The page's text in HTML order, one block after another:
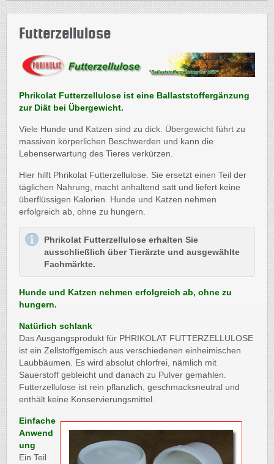
Futterzellulose
Phrikolat Futterzellulose ist eine Ballaststoffergänzung
zur Diät bei Übergewicht.
Viele Hunde und Katzen sind zu dick. Übergewicht führt zu
massiven körperlichen Beschwerden und kann die
Lebenserwartung des Tieres verkürzen.
Hier hilft Phrikolat Futterzellulose. Sie ersetzt einen Teil der
täglichen Nahrung, macht anhaltend satt und liefert keine
überflüssigen Kalorien. Hunde und Katzen nehmen
erfolgreich ab, ohne zu hungern.
Phrikolat Futterzellulose erhalten Sie
ausschließlich über Tierärzte und ausgewählte
Fachmärkte.
Hunde und Katzen nehmen erfolgreich ab, ohne zu
hungern.
Natürlich schlank
Das Ausgangsprodukt für PHRIKOLAT FUTTERZELLULOSE
ist ein Zellstoffgemisch aus verschiedenen einheimischen
Laubbäumen. Es wird absolut chlorfrei, nämlich mit
Sauerstoff gebleicht und danach zu Pulver gemahlen.
Futterzellulose ist rein pflanzlich, geschmacksneutral und
enthält keine Konservierungsmittel.
Einfache
Anwend
ung
Ein Teil